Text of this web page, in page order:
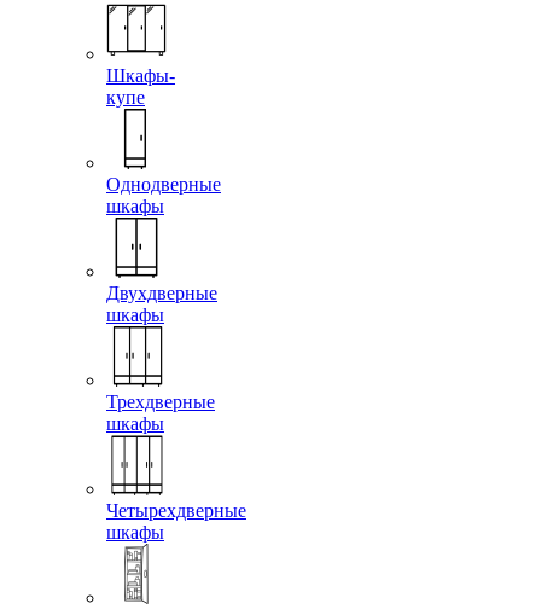
Шкафы-
купе
Однодверные
шкафы
Двухдверные
шкафы
Трехдверные
шкафы
Четырехдверные
шкафы